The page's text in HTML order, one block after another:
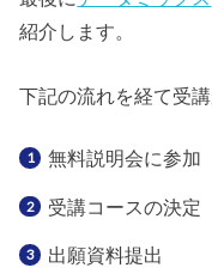
紹介します。
下記の流れを経て受講
無料説明会に参加
受講コースの決定
出願資料提出